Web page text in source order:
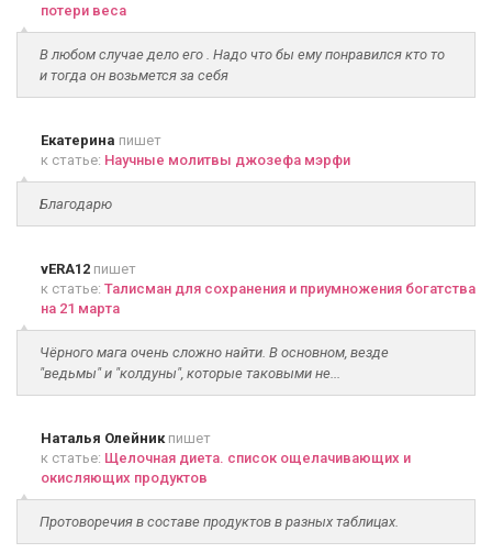
потери веса
В любом случае дело его . Надо что бы ему понравился кто то
и тогда он возьмется за себя
Екатерина пишет
к статье: Научные молитвы джозефа мэрфи
Благодарю
vERA12 пишет
к статье: Талисман для сохранения и приумножения богатства
на 21 марта
Чёрного мага очень сложно найти. В основном, везде
"ведьмы" и "колдуны", которые таковыми не...
Наталья Олейникпишет
к статье: Щелочная диета. список ощелачивающих и
окисляющих продуктов
Протоворечия в составе продуктов в разных таблицах.